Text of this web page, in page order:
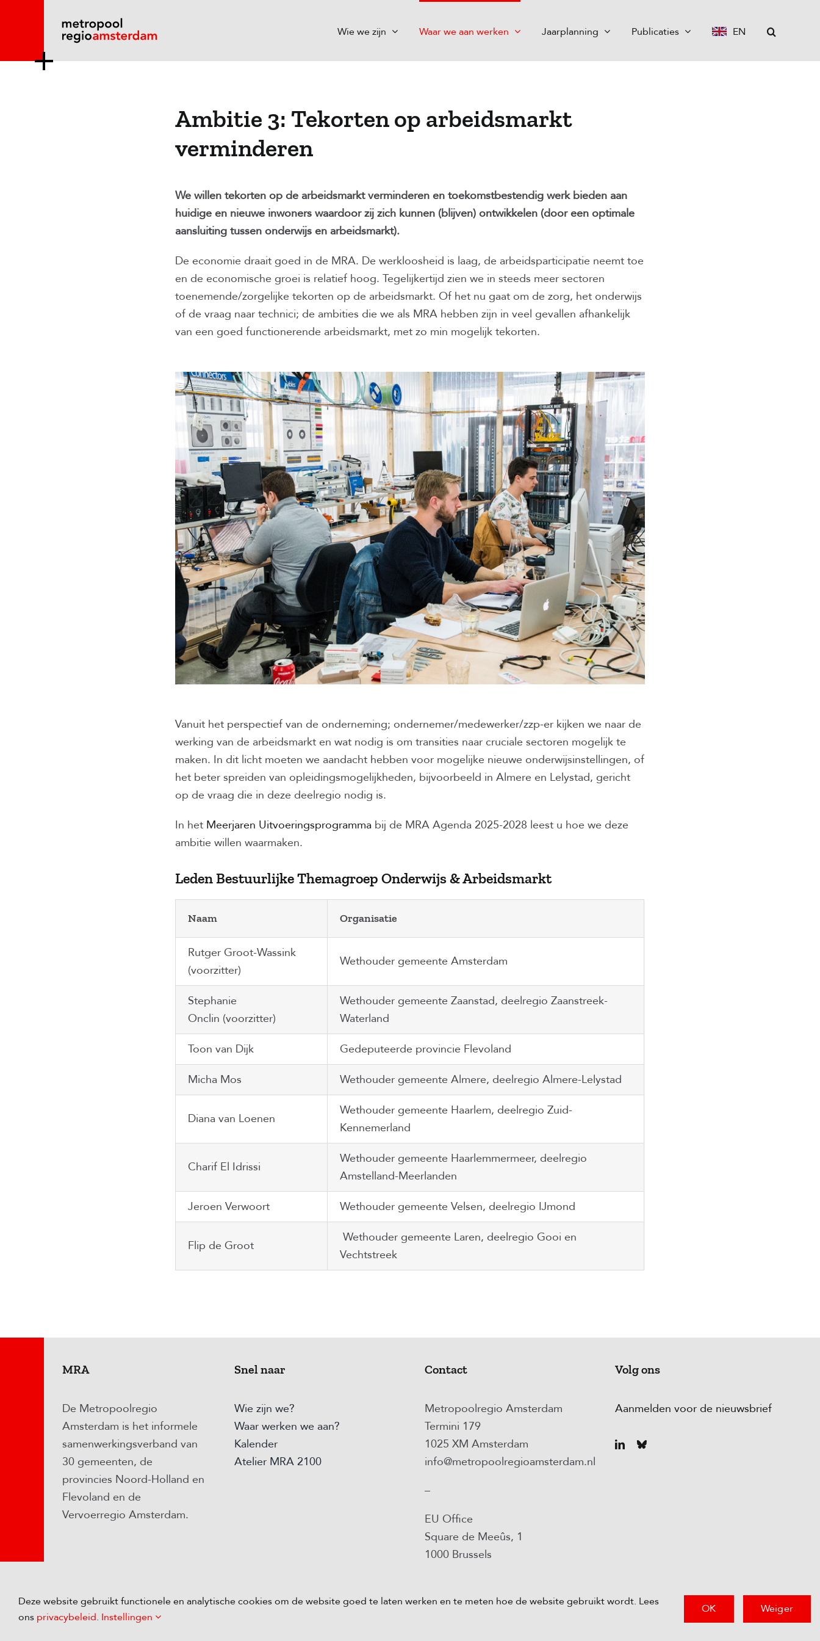
Wie we zijn Waar we aan werken Jaarplanning Publicaties EN
Ambitie 3: Tekorten op arbeidsmarkt
verminderen
We willen tekorten op de arbeidsmarkt verminderen en toekomstbestendig werk bieden aan
huidige en nieuwe inwoners waardoor zij zich kunnen (blijven) ontwikkelen (door een optimale
aansluiting tussen onderwijs en arbeidsmarkt).
De economie draait goed in de MRA. De werkloosheid is laag, de arbeidsparticipatie neemt toe
en de economische groei is relatief hoog. Tegelijkertijd zien we in steeds meer sectoren
toenemende/zorgelijke tekorten op de arbeidsmarkt. Of het nu gaat om de zorg, het onderwijs
of de vraag naar technici; de ambities die we als MRA hebben zijn in veel gevallen afhankelijk
van een goed functionerende arbeidsmarkt, met zo min mogelijk tekorten.
Vanuit het perspectief van de onderneming; ondernemer/medewerker/zzp-er kijken we naar de
werking van de arbeidsmarkt en wat nodig is om transities naar cruciale sectoren mogelijk te
maken. In dit licht moeten we aandacht hebben voor mogelijke nieuwe onderwijsinstellingen, of
het beter spreiden van opleidingsmogelijkheden, bijvoorbeeld in Almere en Lelystad, gericht
op de vraag die in deze deelregio nodig is.
In het Meerjaren Uitvoeringsprogramma bij de MRA Agenda 2025-2028 leest u hoe we deze
ambitie willen waarmaken.
Leden Bestuurlijke Themagroep Onderwijs & Arbeidsmarkt
Naam Organisatie
Rutger Groot-Wassink
(voorzitter)
Wethouder gemeente Amsterdam
Stephanie
Onclin (voorzitter)
Wethouder gemeente Zaanstad, deelregio Zaanstreek-
Waterland
Toon van Dijk
Gedeputeerde provincie Flevoland
Micha Mos
Wethouder gemeente Almere, deelregio Almere-Lelystad
Diana van Loenen
Wethouder gemeente Haarlem, deelregio Zuid-
Kennemerland
Charif El Idrissi
Wethouder gemeente Haarlemmermeer, deelregio
Amstelland-Meerlanden
Jeroen Verwoort
Wethouder gemeente Velsen, deelregio IJmond
Flip de Groot
Wethouder gemeente Laren, deelregio Gooi en
Vechtstreek
MRA
De Metropoolregio
Amsterdam is het informele
samenwerkingsverband van
30 gemeenten, de
provincies Noord-Holland en
Flevoland en de
Vervoerregio Amsterdam.
Snel naar
Wie zijn we?
Waar werken we aan?
Kalender
Atelier MRA 2100
Contact
Metropoolregio Amsterdam
Termini 179
1025 XM Amsterdam
info@metropoolregioamsterdam.nl
–
EU Office
Square de Meeûs, 1
1000 Brussels
Volg ons
Aanmelden voor de nieuwsbrief
Deze website gebruikt functionele en analytische cookies om de website goed te laten werken en te meten hoe de website gebruikt wordt. Lees
ons privacybeleid. Instellingen
OK Weiger